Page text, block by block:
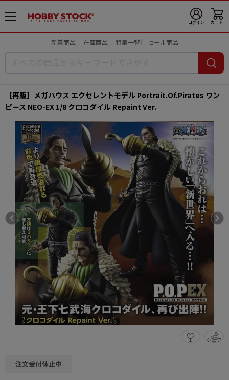
メ
ニ
ログイン カート
新着商品 在庫商品 特集一覧 セール商品
【再販】メガハウス エクセレントモデル Portrait.Of.Pirates ワン
ピース NEO-EX 1/8 クロコダイル Repaint Ver.
1 シェア
この商品をシェアする
注文受付休止中